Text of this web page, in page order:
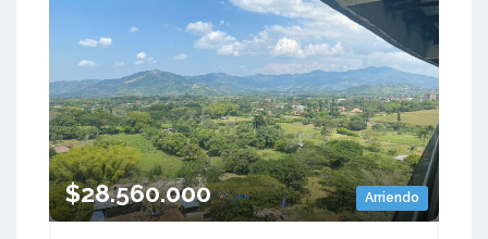
Arriendo
$28.560.000